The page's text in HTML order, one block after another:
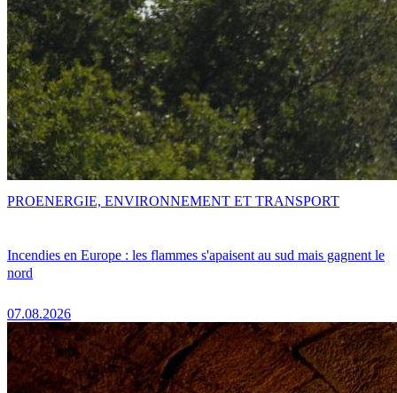
Incendies en Europe : les flammes s'apaisent au sud mais gagnent le
nord
07.08.2026
PROENERGIE, ENVIRONNEMENT ET TRANSPORT